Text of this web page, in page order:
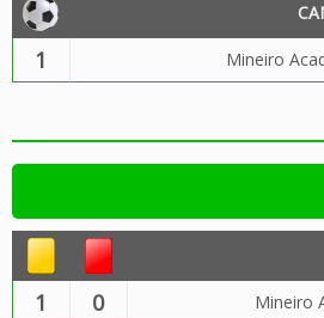
1 Mineiro
1 0 Mineiro